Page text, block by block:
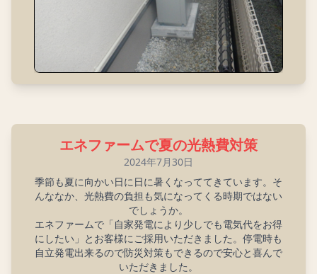
エネファームで夏の光熱費対策
2024年7月30日
季節も夏に向かい日に日に暑くなっててきています。そ
んななか、光熱費の負担も気になってくる時期ではない
でしょうか。
エネファームで「自家発電により少しでも電気代をお得
にしたい」とお客様にご採用いただきました。停電時も
自立発電出来るので防災対策もできるので安心と喜んで
いただきました。